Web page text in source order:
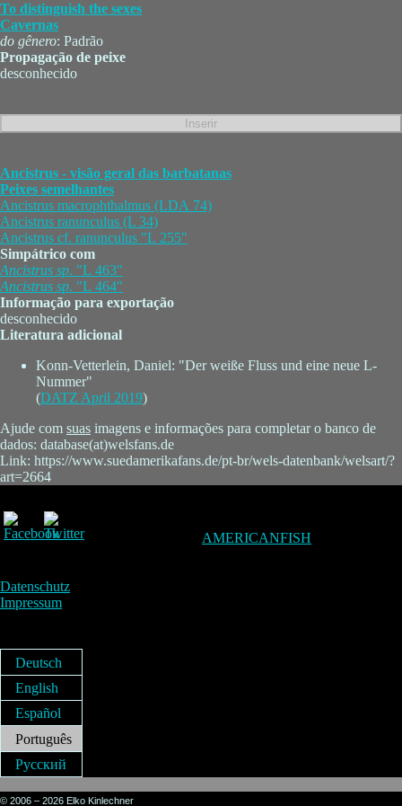
To distinguish the sexes
Cavernas
do gênero: Padrão
Propagação de peixe
desconhecido
Ancistrus - visão geral das barbatanas
Peixes semelhantes
Ancistrus macrophthalmus (LDA 74)
Ancistrus ranunculus (L 34)
Ancistrus cf. ranunculus "L 255"
Simpátrico com
Ancistrus sp. "L 463"
Ancistrus sp. "L 464"
Informação para exportação
desconhecido
Literatura adicional
Konn-Vetterlein, Daniel: "Der weiße Fluss und eine neue L-
Nummer"
(DATZ April 2019)
Ajude com suas imagens e informações para completar o banco de
dados: database(at)welsfans.de
Link: https://www.suedamerikafans.de/pt-br/wels-datenbank/welsart/?
art=2664
AMERICANFISH
Datenschutz
Impressum
Deutsch
English
Español
Português
Русский
© 2006 – 2026 Elko Kinlechner